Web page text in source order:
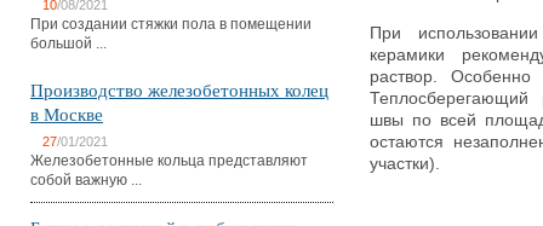
10/08/2021
При создании стяжки пола в помещении
большой ...
Производство железобетонных колец
в Москве
27/01/2021
Железобетонные кольца представляют
собой важную ...
При
керамики
раствор.
Теплосберегающий
швы по всей
остаются
участки).